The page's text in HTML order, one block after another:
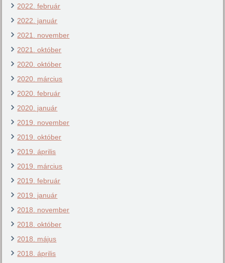
2022. február
2022. január
2021. november
2021. október
2020. október
2020. március
2020. február
2020. január
2019. november
2019. október
2019. április
2019. március
2019. február
2019. január
2018. november
2018. október
2018. május
2018. április